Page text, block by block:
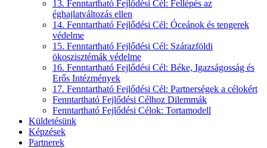
13. Fenntartható Fejlődési Cél: Fellépés az
éghajlatváltozás ellen
14. Fenntartható Fejlődési Cél: Óceánok és tengerek
védelme
15. Fenntartható Fejlődési Cél: Szárazföldi
ökoszisztémák védelme
16. Fenntartható Fejlődési Cél: Béke, Igazságosság és
Erős Intézmények
17. Fenntartható Fejlődési Cél: Partnerségek a célokért
Fenntartható Fejlődési Célhoz Dilemmák
Fenntartható Fejlődési Célok: Tortamodell
Küldetésünk
Képzések
Partnerek